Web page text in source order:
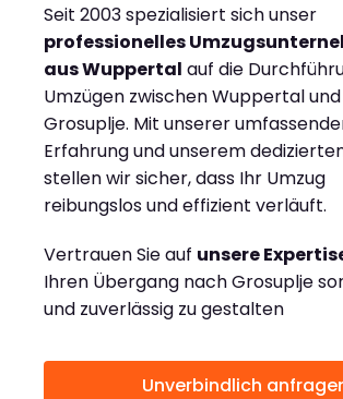
Seit 2003 spezialisiert sich unser
professionelles
aus Wuppertal auf die
Umzügen zwischen Wuppertal und
Grosuplje. Mit unserer
Erfahrung und unserem
stellen wir sicher, dass Ihr Umzug
reibungslos und effizient verläuft.
Vertrauen Sie auf unsere
Ihren Übergang nach Grosuplje
und zuverlässig zu gestalten
Unverbindlich